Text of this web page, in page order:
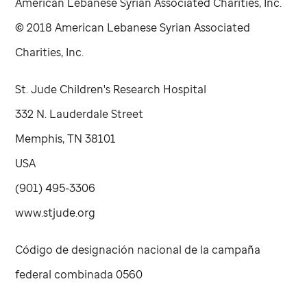
©2018 American Lebanese Syrian Associated
Charities, Inc.
St. Jude Children's Research Hospital
332 N. Lauderdale Street
Memphis, TN 38101
USA
(901) 495-3306
www.stjude.org
Código de designación nacional de la campaña
federal combinada 0560